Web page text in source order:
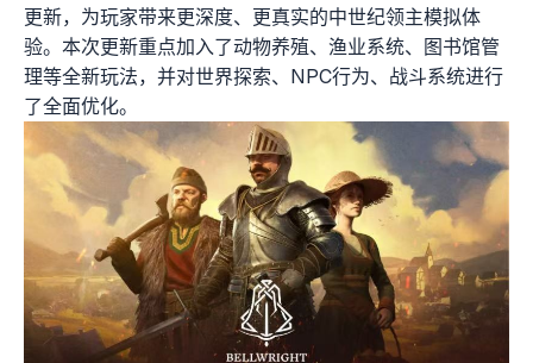
更新，为玩家带来更深度、更真实的中世纪领主模拟体
验。本次更新重点加入了动物养殖、渔业系统、图书馆管
理等全新玩法，并对世界探索、NPC行为、战斗系统进行
了全面优化。